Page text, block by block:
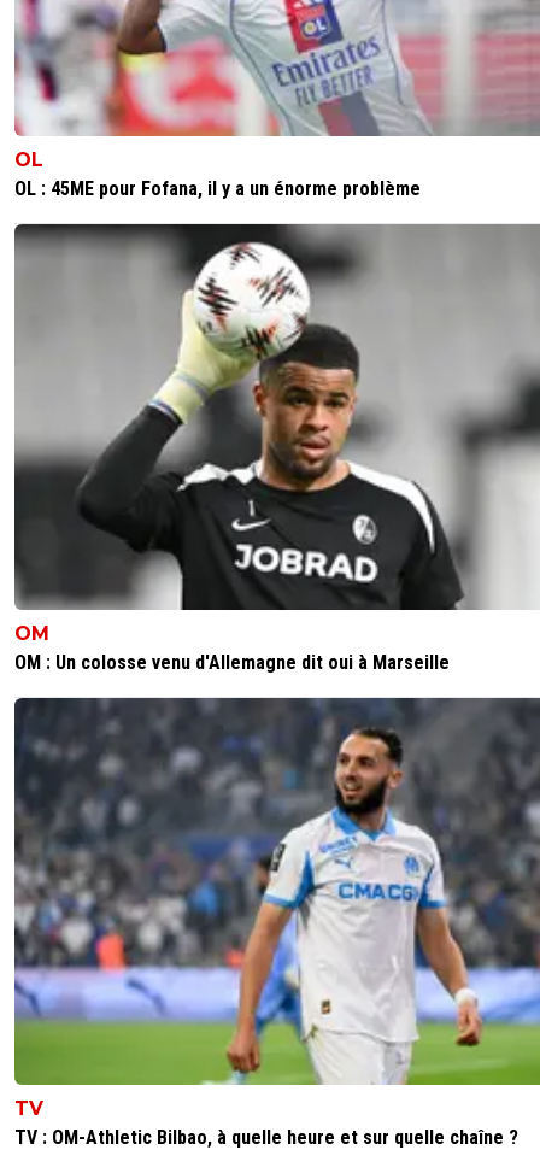
OL
OL : 45ME pour Fofana, il y a un énorme problème
OM
OM : Un colosse venu d'Allemagne dit oui à Marseille
TV
TV : OM-Athletic Bilbao, à quelle heure et sur quelle chaîne ?